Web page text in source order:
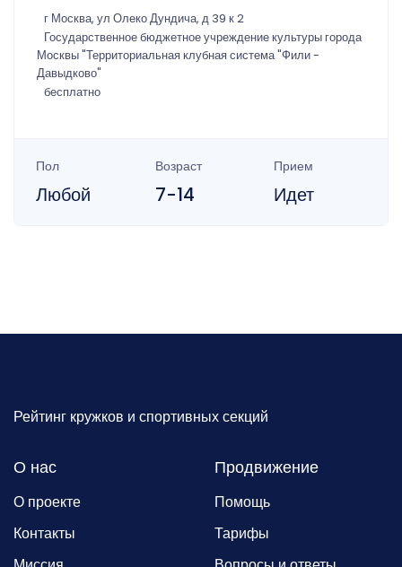
г Москва, ул Олеко Дундича, д 39 к 2
Государственное бюджетное учреждение культуры города
Москвы "Территориальная клубная система "Фили -
Давыдково"
бесплатно
Пол
Любой
Возраст
7-14
Прием
Идет
Рейтинг кружков и спортивных секций
О нас
О проекте
Контакты
Продвижение
Помощь
Тарифы